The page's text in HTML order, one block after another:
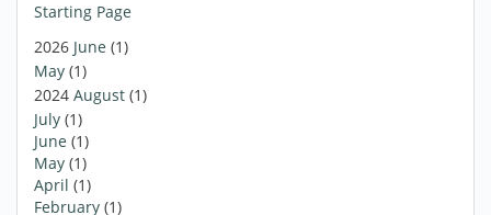
Starting Page
2026 June (1)
May (1)
2024 August (1)
July (1)
June (1)
May (1)
April (1)
February (1)